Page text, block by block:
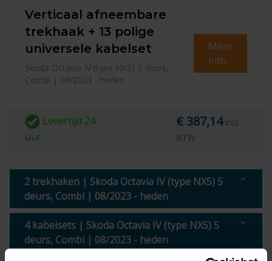
Verticaal afneembare
trekhaak + 13 polige
universele kabelset
Skoda Octavia IV (type NX5) 5 deurs,
Combi | 08/2023 - heden
Meer
info
Levertijd 24
uur
€ 387,14 incl.
BTW
2 trekhaken | Skoda Octavia IV (type NX5) 5
deurs, Combi | 08/2023 - heden
4 kabelsets | Skoda Octavia IV (type NX5) 5
deurs, Combi | 08/2023 - heden